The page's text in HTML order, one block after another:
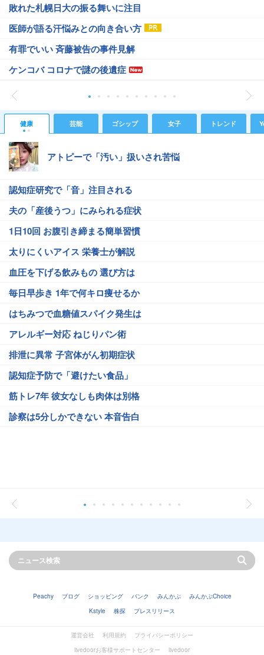
敗れた札幌日大の振る舞いに注目
医師が語る汗悩みとの向き合い方
有罪でいい 斉藤被告の事件見解
ケンコバ コロナで謎の後遺症
健康 芸能 ゴシップ 女子 トレンド
アトピーで「汚い」扱いされ苦悩
認知症研究で「音」注目される
夫の「産後うつ」にみられる症状
1日10回 お腹引き締まる簡単習慣
太りにくいアイス 栄養士が解説
血圧を下げる飲みもの 選び方は
毎日早歩き 1年で何キロ痩せるか
はちみつで血糖値スパイク発生は
アレルギー対応 ねじりパン術
排泄に異常 子宮体がん初期症状
認知症予防で「避けたい食品」
筋トレ7年 彼女なしも肉体は別格
診察は5分しかできない 本音告白
Peachy ブログ ショッピング バンク みんかぶ
みんかぶChoice
Kstyle
株探 プレスリリース
運営会社 利用規約
プライバシーポリシー
livedoorお客様サポートセンター
livedoor